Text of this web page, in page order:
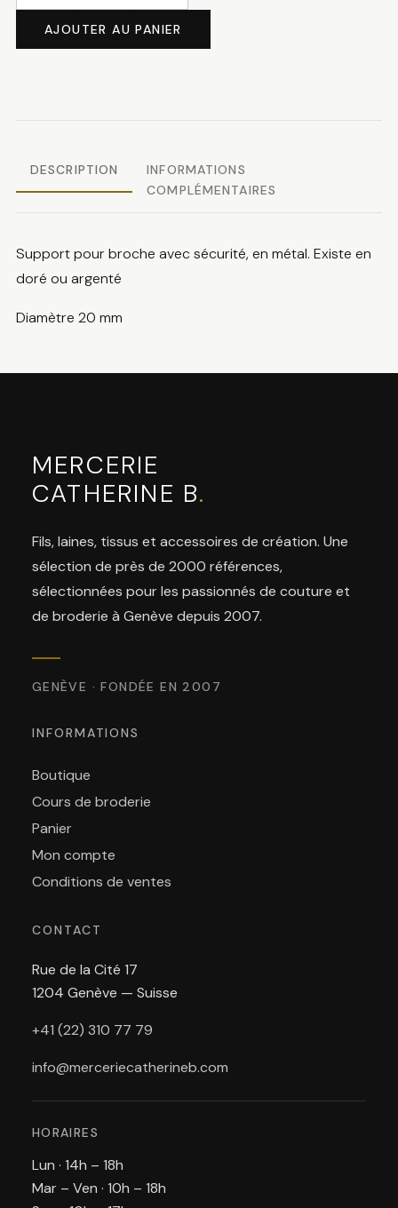
Support
AJOUTER AU PANIER
DESCRIPTION
INFORMATIONS
COMPLÉMENTAIRES
Support pour broche avec sécurité, en métal. Existe en
doré ou argenté
Diamètre 20 mm
MERCERIE
CATHERINE B.
Fils, laines, tissus et accessoires de création. Une
sélection de près de 2000 références,
sélectionnées pour les passionnés de couture et
de broderie à Genève depuis 2007.
GENÈVE · FONDÉE EN 2007
INFORMATIONS
Boutique
Cours de broderie
Panier
Mon compte
Conditions de ventes
CONTACT
Rue de la Cité 17
1204 Genève — Suisse
+41 (22) 310 77 79
info@merceriecatherineb.com
HORAIRES
Lun · 14h – 18h
Mar – Ven · 10h – 18h